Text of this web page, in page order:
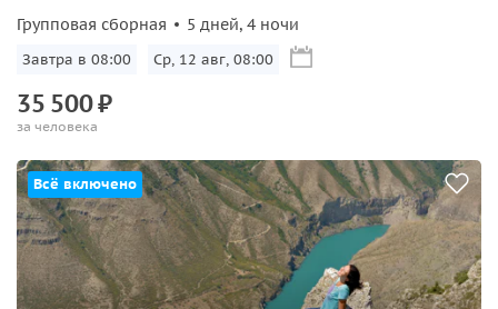
Групповая сборная 5 дней, 4 ночи
Завтра в 08:00 Ср, 12 авг, 08:00
35 500₽
за человека
Всё включено